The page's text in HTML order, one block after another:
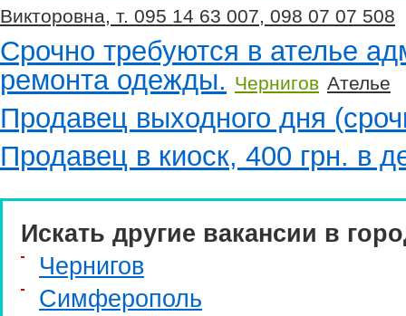
Викторовна, т. 095 14 63 007, 098 07 07 508
Срочно требуются в ателье
ремонта одежды. Чернигов Ателье
Продавец выходного дня
Продавец в киоск, 400 грн. в
Искать другие вакансии в
Чернигов
Симферополь